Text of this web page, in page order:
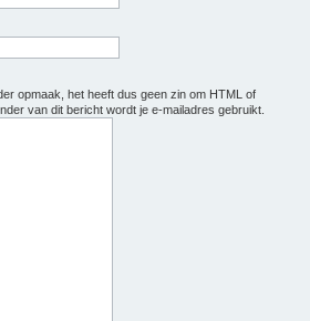
opmaak, het heeft dus geen zin om HTML of
van dit bericht wordt je e-mailadres gebruikt.